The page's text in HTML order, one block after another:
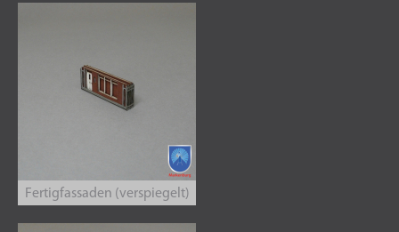
Fertigfassaden (verspiegelt)